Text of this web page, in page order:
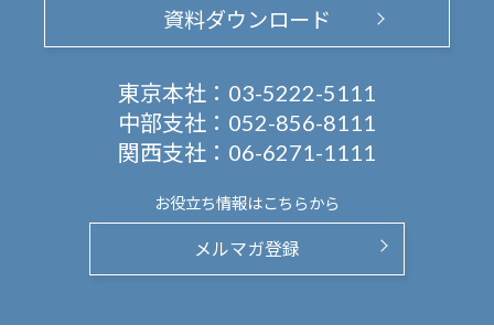
資料ダウンロード
東京本社： 03-5222-5111
中部支社： 052-856-8111
関西支社： 06-6271-1111
お役立ち情報はこちらから
メルマガ登録